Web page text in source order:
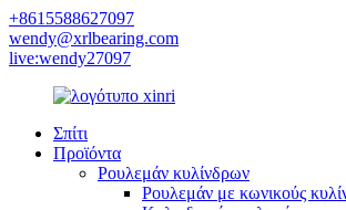
+8615588627097
wendy@xrlbearing.com
live:wendy27097
Σπίτι
Προϊόντα
Ρουλεμάν κυλίνδρων
Ρουλεμάν με κωνικούς